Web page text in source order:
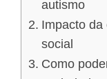
autismo
Impacto da
social
Como